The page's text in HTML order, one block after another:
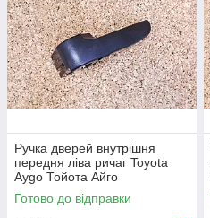
Ручка дверей внутрішня
передня ліва ричаг Toyota
Aygo Тойота Айго
Готово до відправки